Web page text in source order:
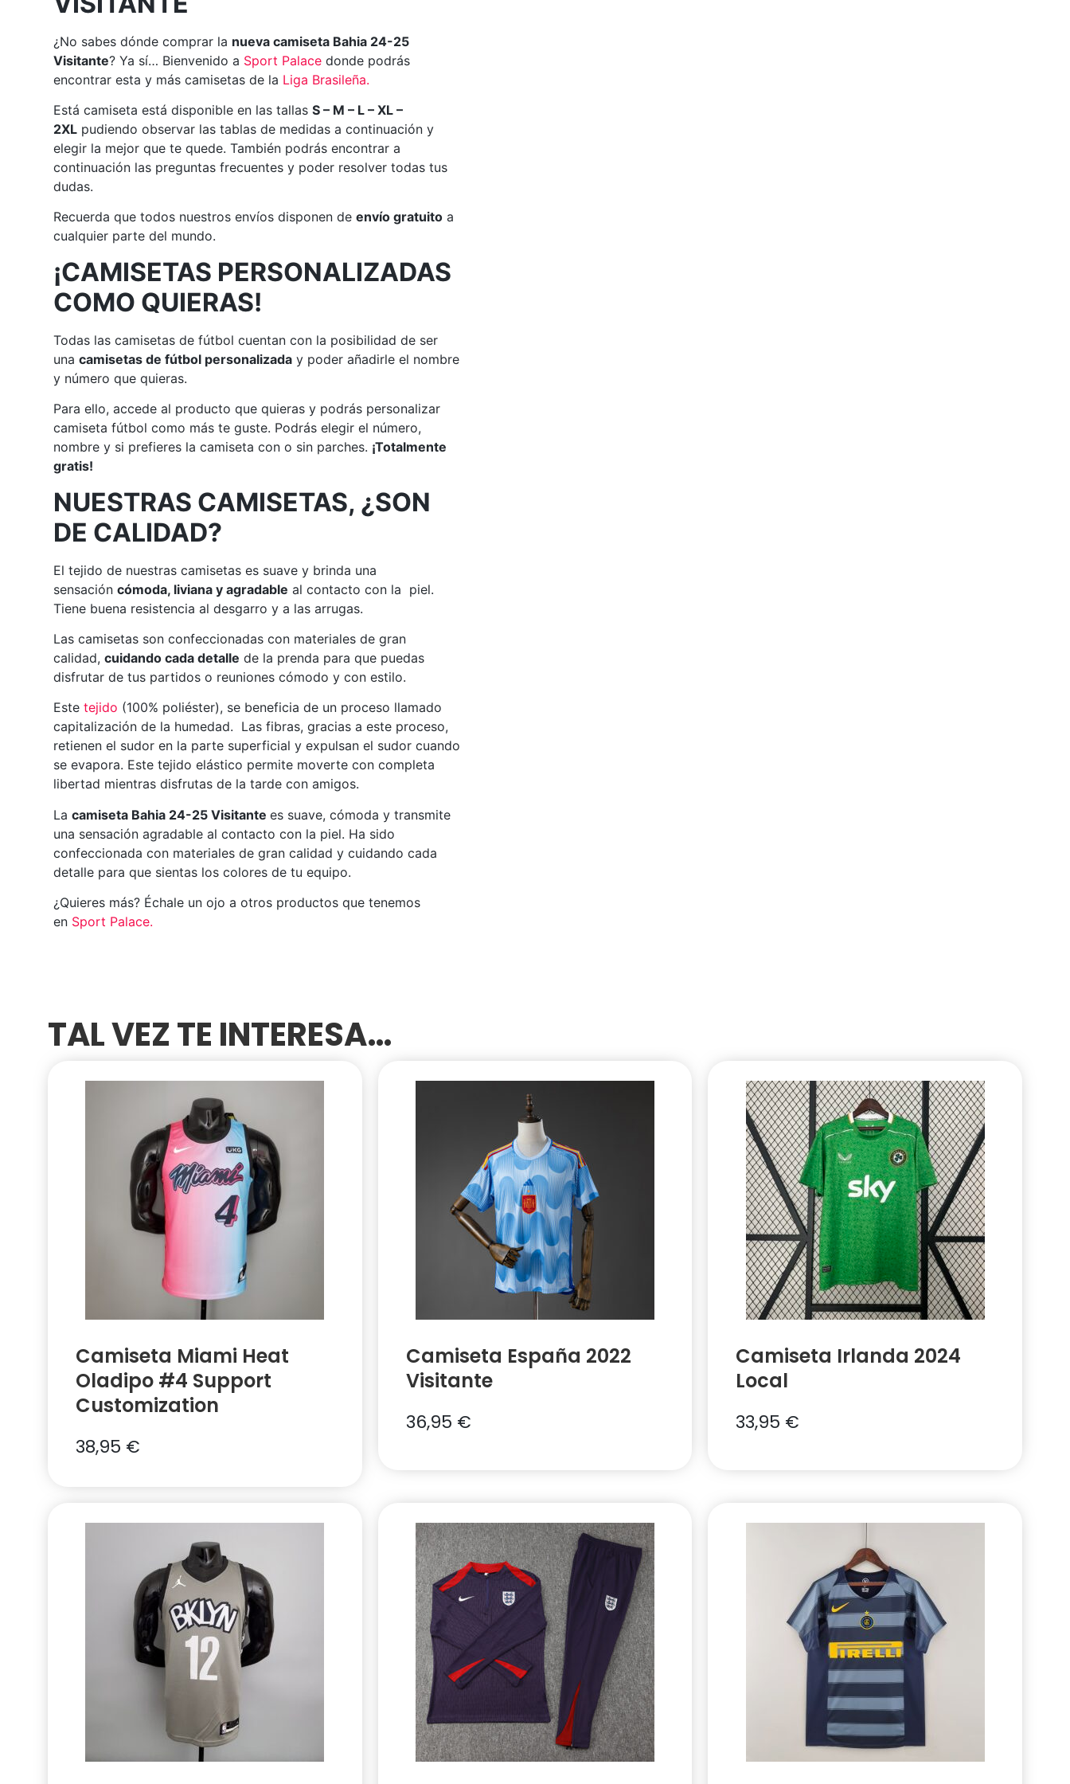
¿No sabes dónde comprar la nueva camiseta Bahia 24-25
Visitante? Ya sí… Bienvenido a Sport Palace donde podrás
encontrar esta y más camisetas de la Liga Brasileña.
Está camiseta está disponible en las tallasS – M – L – XL –
2XL pudiendo observar las tablas de medidas a continuación y
elegir la mejor que te quede. También podrás encontrar a
continuación las preguntas frecuentes y poder resolver todas tus
dudas.
Recuerda que todos nuestros envíos disponen deenvío gratuito a
cualquier parte del mundo.
¡CAMISETAS PERSONALIZADAS
COMO QUIERAS!
Todas las camisetas de fútbol cuentan con la posibilidad de ser
unacamisetas de fútbol personalizada y poder añadirle el nombre
y número que quieras.
Para ello, accede al producto que quieras y podrás personalizar
camiseta fútbol como más te guste. Podrás elegir el número,
nombre y si prefieres la camiseta con o sin parches. ¡Totalmente
gratis!
NUESTRAS CAMISETAS, ¿SON
DE CALIDAD?
El tejido de nuestras camisetas es suave y brinda una
sensacióncómoda, liviana y agradable al contacto con la piel.
Tiene buena resistencia al desgarro y a las arrugas.
Las camisetas son confeccionadas con materiales de gran
calidad,cuidando cada detalle de la prenda para que puedas
disfrutar de tus partidos o reuniones cómodo y con estilo.
Estetejido (100% poliéster), se beneficia de un proceso llamado
capitalización de la humedad. Las fibras, gracias a este proceso,
retienen el sudor en la parte superficial y expulsan el sudor cuando
se evapora. Este tejido elástico permite moverte con completa
libertad mientras disfrutas de la tarde con amigos.
Lacamiseta Bahia 24-25 Visitante es suave, cómoda y transmite
una sensación agradable al contacto con la piel. Ha sido
confeccionada con materiales de gran calidad y cuidando cada
detalle para que sientas los colores de tu equipo.
¿Quieres más? Échale un ojo a otros productos que tenemos
en Sport Palace.
TAL VEZ TE INTERESA…
Camiseta Miami Heat
Oladipo #4 Support
Customization
38,95 €
Camiseta España 2022
Visitante
36,95 €
Camiseta Irlanda 2024
Local
33,95 €